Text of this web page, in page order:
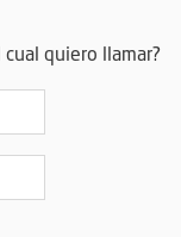
quiero llamar?